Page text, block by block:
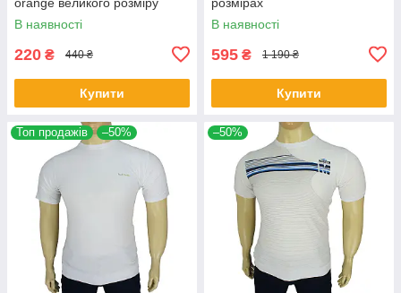
В наявності
220 ₴ 440 ₴
Купити
В наявності
595 ₴ 1 190 ₴
Купити
Топ продажів –50% –50%